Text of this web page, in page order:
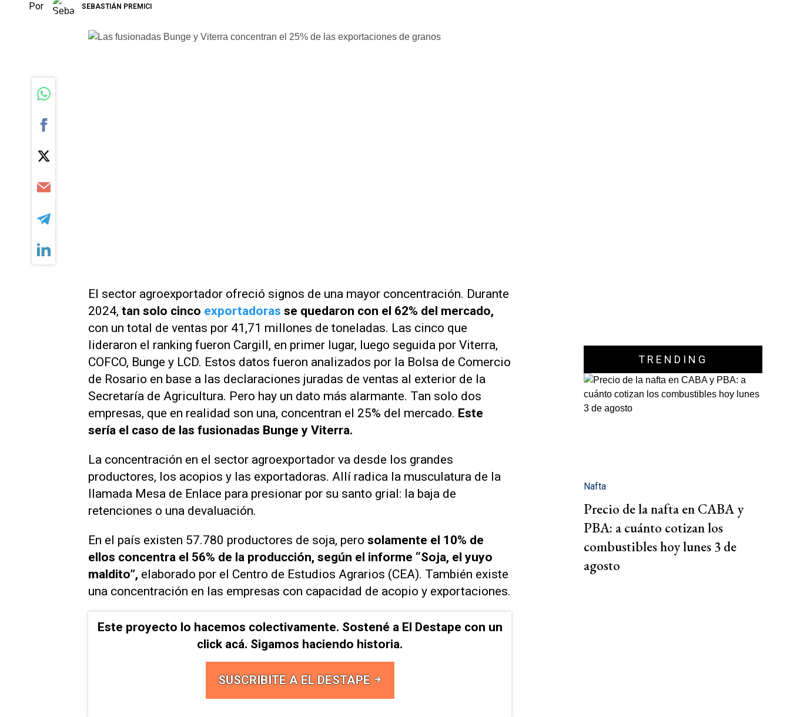
Por SEBASTIÁN PREMICI
El sector agroexportador ofreció signos de una mayor concentración. Durante
2024, tan solo cinco exportadoras se quedaron con el 62% del mercado,
con un total de ventas por 41,71 millones de toneladas. Las cinco que
lideraron el ranking fueron Cargill, en primer lugar, luego seguida por Viterra,
COFCO, Bunge y LCD. Estos datos fueron analizados por la Bolsa de Comercio
de Rosario en base a las declaraciones juradas de ventas al exterior de la
Secretaría de Agricultura. Pero hay un dato más alarmante. Tan solo dos
empresas, que en realidad son una, concentran el 25% del mercado. Este
sería el caso de las fusionadas Bunge y Viterra.
La concentración en el sector agroexportador va desde los grandes
productores, los acopios y las exportadoras. Allí radica la musculatura de la
llamada Mesa de Enlace para presionar por su santo grial: la baja de
retenciones o una devaluación.
En el país existen 57.780 productores de soja, pero solamente el 10% de
ellos concentra el 56% de la producción, según el informe “Soja, el yuyo
maldito”, elaborado por el Centro de Estudios Agrarios (CEA). También existe
una concentración en las empresas con capacidad de acopio y exportaciones.
Este proyecto lo hacemos colectivamente. Sostené a El Destape con un
click acá. Sigamos haciendo historia.
SUSCRIBITE A EL DESTAPE
TRENDING
Nafta
Precio de la nafta en CABA y
PBA: a cuánto cotizan los
combustibles hoy lunes 3 de
agosto